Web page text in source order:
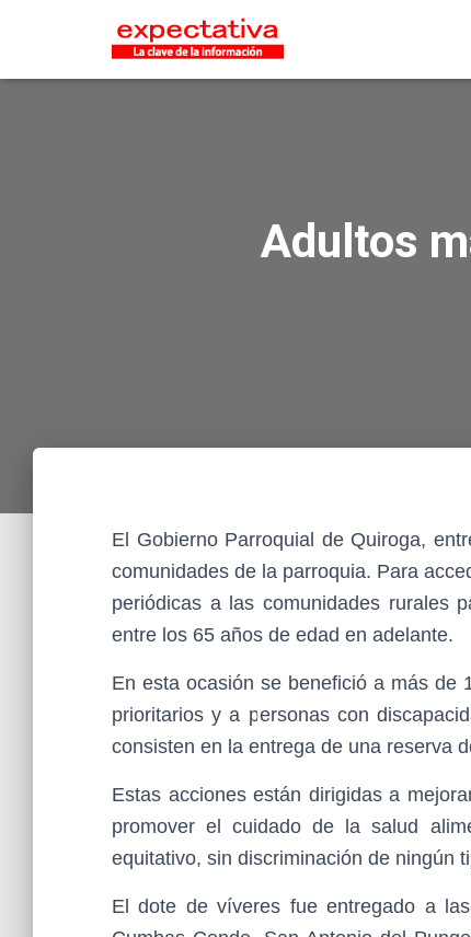
Adultos
El Gobierno Parroquial de Quiroga,
comunidades de la parroquia. Para
periódicas a las comunidades rurales
entre los 65 años de edad en adelante.
En esta ocasión se benefició a más de
prioritarios y a personas con
consisten en la entrega de una reserva
Estas acciones están dirigidas a
promover el cuidado de la salud
equitativo, sin discriminación de ningún
El dote de víveres fue entregado a